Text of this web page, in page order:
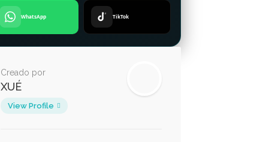
WhatsApp TikTok
Creado por
XUÉ
View Profile